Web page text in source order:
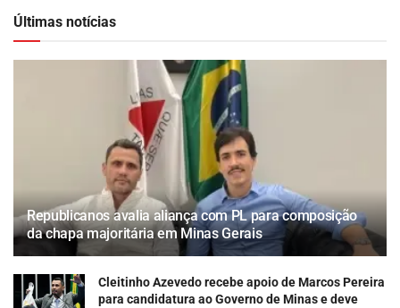
Últimas notícias
Republicanos avalia aliança com PL para composição
da chapa majoritária em Minas Gerais
Cleitinho Azevedo recebe apoio de Marcos Pereira
para candidatura ao Governo de Minas e deve